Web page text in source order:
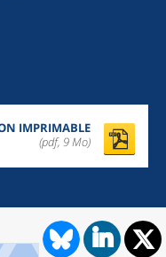
IMPRIMABLE
(pdf, 9 Mo)